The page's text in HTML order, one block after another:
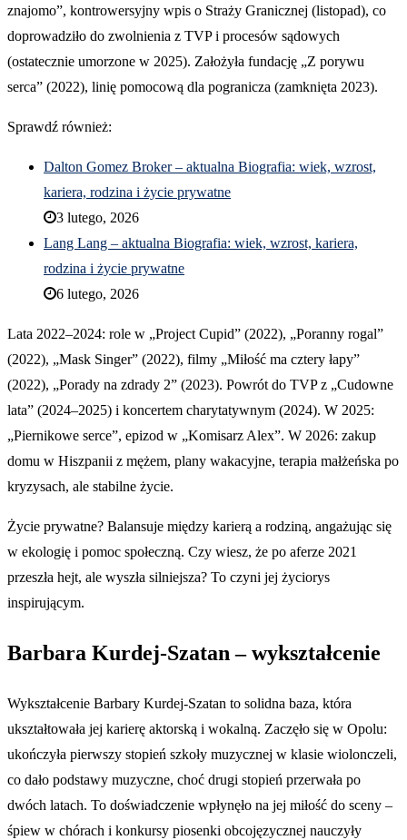
znajomo”, kontrowersyjny wpis o Straży Granicznej (listopad), co
doprowadziło do zwolnienia z TVP i procesów sądowych
(ostatecznie umorzone w 2025). Założyła fundację „Z porywu
serca” (2022), linię pomocową dla pogranicza (zamknięta 2023).
Sprawdź również:
Dalton Gomez Broker – aktualna Biografia: wiek, wzrost,
kariera, rodzina i życie prywatne
3 lutego, 2026
Lang Lang – aktualna Biografia: wiek, wzrost, kariera,
rodzina i życie prywatne
6 lutego, 2026
Lata 2022–2024: role w „Project Cupid” (2022), „Poranny rogal”
(2022), „Mask Singer” (2022), filmy „Miłość ma cztery łapy”
(2022), „Porady na zdrady 2” (2023). Powrót do TVP z „Cudowne
lata” (2024–2025) i koncertem charytatywnym (2024). W 2025:
„Piernikowe serce”, epizod w „Komisarz Alex”. W 2026: zakup
domu w Hiszpanii z mężem, plany wakacyjne, terapia małżeńska po
kryzysach, ale stabilne życie.
Życie prywatne? Balansuje między karierą a rodziną, angażując się
w ekologię i pomoc społeczną. Czy wiesz, że po aferze 2021
przeszła hejt, ale wyszła silniejsza? To czyni jej życiorys
inspirującym.
Barbara Kurdej-Szatan – wykształcenie
Wykształcenie Barbary Kurdej-Szatan to solidna baza, która
ukształtowała jej karierę aktorską i wokalną. Zaczęło się w Opolu:
ukończyła pierwszy stopień szkoły muzycznej w klasie wiolonczeli,
co dało podstawy muzyczne, choć drugi stopień przerwała po
dwóch latach. To doświadczenie wpłynęło na jej miłość do sceny –
śpiew w chórach i konkursy piosenki obcojęzycznej nauczyły